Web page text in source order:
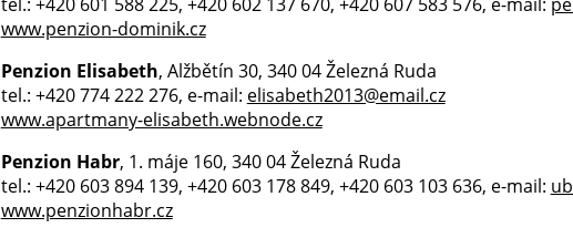
www.penzion-dominik.cz
Penzion Elisabeth, Alžbětín 30, 340 04 Železná Ruda
tel.: +420 774 222 276, e-mail: elisabeth2013@email.cz
www.apartmany-elisabeth.webnode.cz
Penzion Habr, 1. máje 160, 340 04 Železná Ruda
tel.: +420 603 894 139, +420 603 178 849, +420 603 103 636, e-mail:
www.penzionhabr.cz